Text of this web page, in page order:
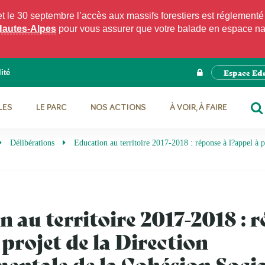
30 septembre l’accès aux massifs forestiers est
Alpes pour vous assurer que votre balade en espace
Espace
LE PARC NOS ACTIONS
À VOIR, À FAIRE
Délibérations
Education au territoire 2017-2018 : réponse à l?appel à
au territoire 2017-2018 :
de la Direction